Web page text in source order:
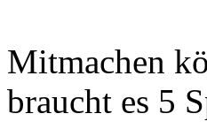
Mitmachen
braucht es 5